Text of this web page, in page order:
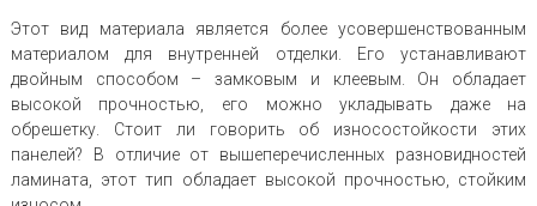
Этот вид материала является более усовершенствованным
материалом для внутренней отделки. Его устанавливают
двойным способом – замковым и клеевым. Он обладает
высокой прочностью, его можно укладывать даже на
обрешетку. Стоит ли говорить об износостойкости этих
панелей? В отличие от вышеперечисленных разновидностей
ламината, этот тип обладает высокой прочностью, стойким